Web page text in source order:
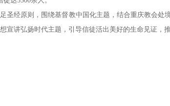
圣经原则，围绕基督教中国化主题，结合重庆教会处
宣讲弘扬时代主题，引导信徒活出美好的生命见证，